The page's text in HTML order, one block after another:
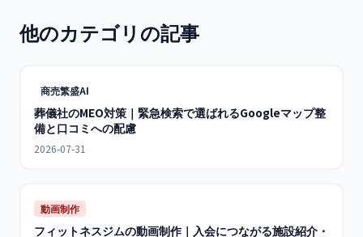
他のカテゴリの記事
商売繁盛AI
葬儀社のMEO対策｜緊急検索で選ばれるGoogleマップ整
備と口コミへの配慮
2026-07-31
動画制作
フィットネスジムの動画制作｜入会につながる施設紹介・